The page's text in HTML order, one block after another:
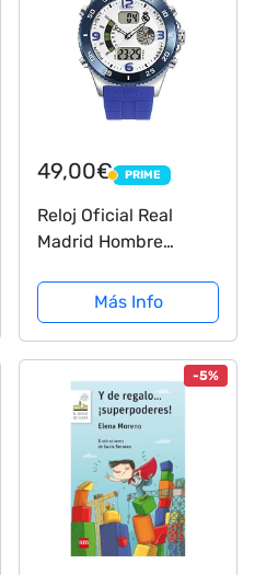
49,00€ PRIME
PRIME
Reloj Oficial Real
Madrid Hombre
Más Info
-5%